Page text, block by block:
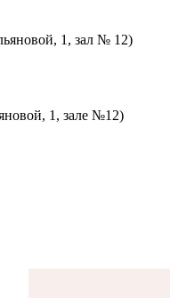
1, зал № 12)
1, зале №12)